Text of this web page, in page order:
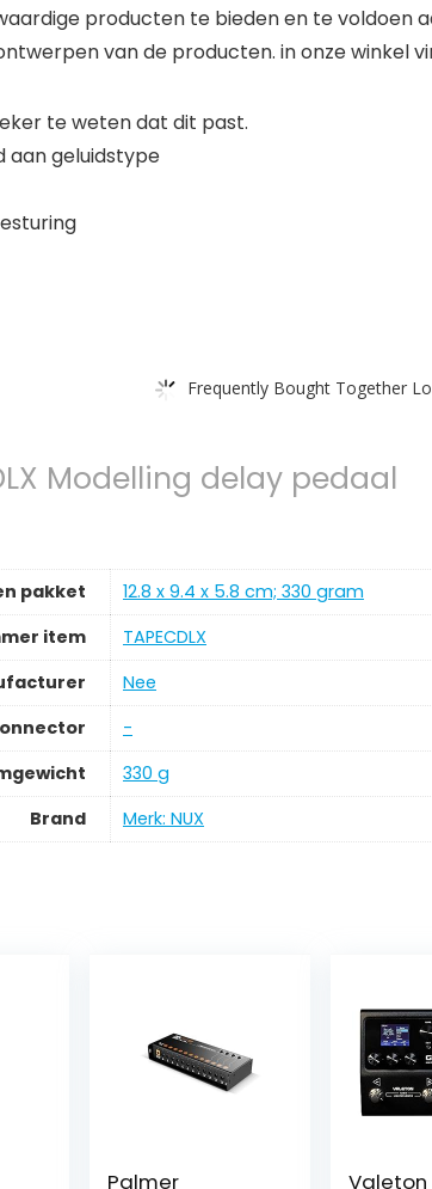
producten te bieden en te voldoen
van de producten. in onze winkel
te weten dat dit past.
aan geluidstype
Frequently Bought Together
Modelling delay pedaal
pakket
‎12.8 x 9.4 x 5.8 cm; 330 gram
item
‎TAPECDLX
‎Nee
‎-
‎330 g
Brand
Merk: NUX
Palmer